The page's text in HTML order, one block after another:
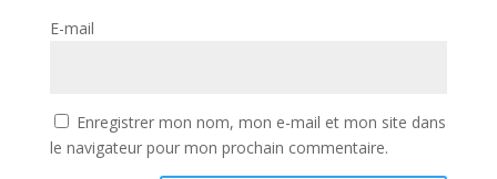
E-mail
Enregistrer mon nom, mon e-mail et mon site dans
le navigateur pour mon prochain commentaire.